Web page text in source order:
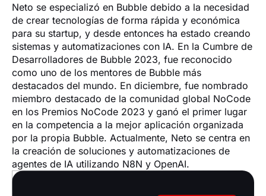
Neto se especializó en Bubble debido a la necesidad
de crear tecnologías de forma rápida y económica
para su startup, y desde entonces ha estado creando
sistemas y automatizaciones con IA. En la Cumbre de
Desarrolladores de Bubble 2023, fue reconocido
como uno de los mentores de Bubble más
destacados del mundo. En diciembre, fue nombrado
miembro destacado de la comunidad global NoCode
en los Premios NoCode 2023 y ganó el primer lugar
en la competencia a la mejor aplicación organizada
por la propia Bubble. Actualmente, Neto se centra en
la creación de soluciones y automatizaciones de
agentes de IA utilizando N8N y OpenAI.